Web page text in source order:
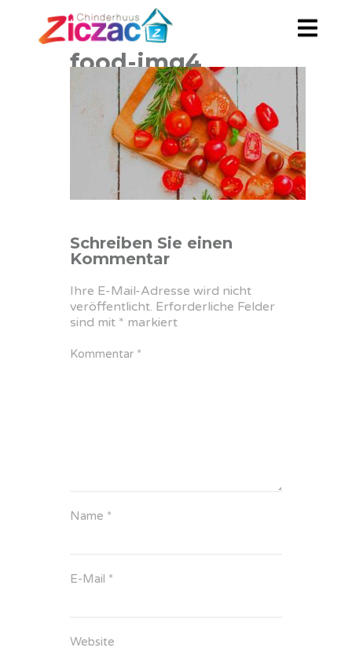
food-img4
Schreiben Sie einen
Kommentar
Ihre E-Mail-Adresse wird nicht
veröffentlicht. Erforderliche Felder
sind mit * markiert
Kommentar *
Name *
E-Mail *
Website